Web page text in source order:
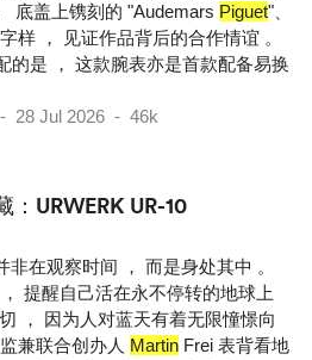
底盖上镌刻的 "Audemars Piguet"、
样 ， 见证作品背后的合作情谊 。
的是 ， 这款腕表亦是首款配备易换
28 Jul 2026 - 46k
URWERK UR-10
在观察时间 ， 而是身处其中 。
提醒自己活在永不停转的地球上
， 因为人对蓝天有着无限憧憬向
兼联合创办人 Martin Frei 表背看地